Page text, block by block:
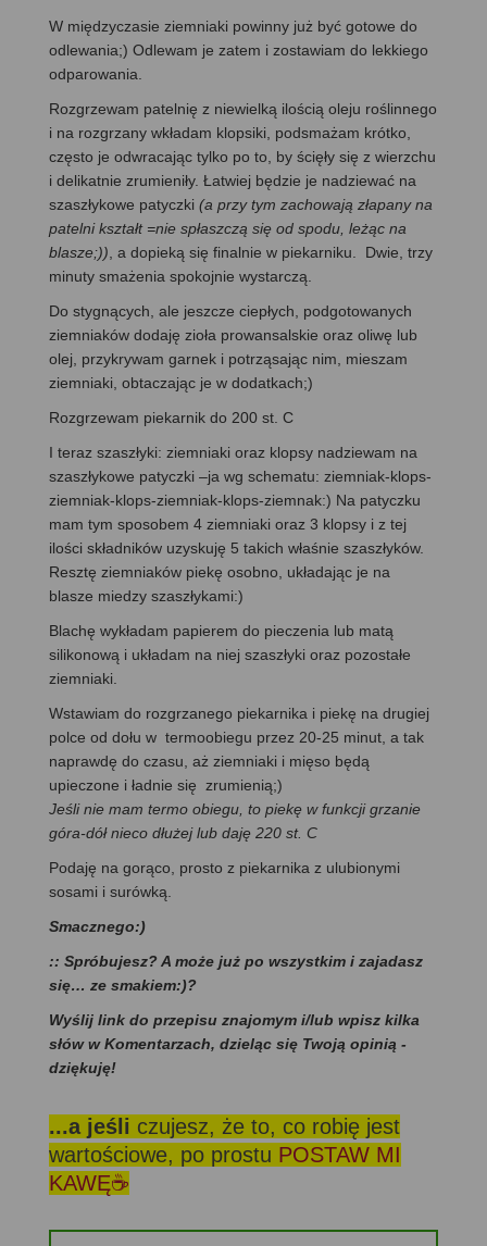
W międzyczasie ziemniaki powinny już być gotowe do
odlewania;) Odlewam je zatem i zostawiam do lekkiego
odparowania.
Rozgrzewam patelnię z niewielką ilością oleju roślinnego
i na rozgrzany wkładam klopsiki, podsmażam krótko,
często je odwracając tylko po to, by ścięły się z wierzchu
i delikatnie zrumieniły. Łatwiej będzie je nadziewać na
szaszłykowe patyczki (a przy tym zachowają złapany na
patelni kształt =nie spłaszczą się od spodu, leżąc na
blasze;)) , a dopieką się finalnie w piekarniku. Dwie, trzy
minuty smażenia spokojnie wystarczą.
Do stygnących, ale jeszcze ciepłych, podgotowanych
ziemniaków dodaję zioła prowansalskie oraz oliwę lub
olej, przykrywam garnek i potrząsając nim, mieszam
ziemniaki, obtaczając je w dodatkach;)
Rozgrzewam piekarnik do 200 st. C
I teraz szaszłyki: ziemniaki oraz klopsy nadziewam na
szaszłykowe patyczki –ja wg schematu: ziemniak-klops-
ziemniak-klops-ziemniak-klops-ziemnak:) Na patyczku
mam tym sposobem 4 ziemniaki oraz 3 klopsy i z tej
ilości składników uzyskuję 5 takich właśnie szaszłyków.
Resztę ziemniaków piekę osobno, układając je na
blasze miedzy szaszłykami:)
Blachę wykładam papierem do pieczenia lub matą
silikonową i układam na niej szaszłyki oraz pozostałe
ziemniaki.
Wstawiam do rozgrzanego piekarnika i piekę na drugiej
polce od dołu w termoobiegu przez 20-25 minut, a tak
naprawdę do czasu, aż ziemniaki i mięso będą
upieczone i ładnie się zrumienią;)
Jeśli nie mam termo obiegu, to piekę w funkcji grzanie
góra-dół nieco dłużej lub daję 220 st. C
Podaję na gorąco, prosto z piekarnika z ulubionymi
sosami i surówką.
Smacznego:)
:: Spróbujesz? A może już po wszystkim i zajadasz
się… ze smakiem:)?
Wyślij link do przepisu znajomym i/lub wpisz kilka
słów w Komentarzach, dzieląc się Twoją opinią -
dziękuję!
...a jeśli czujesz, że to, co robię jest
wartościowe, po prostu POSTAW MI
KAWĘ☕